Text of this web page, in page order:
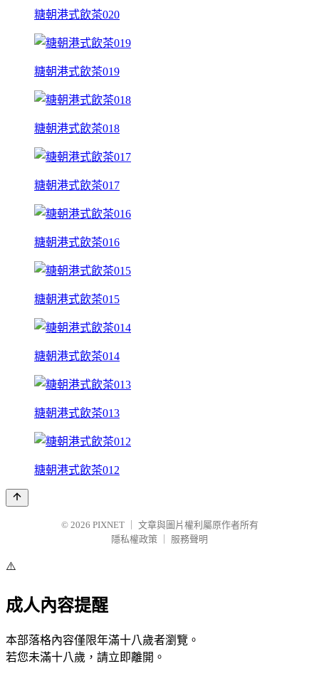
糖朝港式飲茶020
糖朝港式飲茶019
糖朝港式飲茶018
糖朝港式飲茶017
糖朝港式飲茶016
糖朝港式飲茶015
糖朝港式飲茶014
糖朝港式飲茶013
糖朝港式飲茶012
© 2026 PIXNET
文章與圖片權利屬原作者所有
隱私權政策
服務聲明
⚠️
成人內容提醒
本部落格內容僅限年滿十八歲者瀏覽。
若您未滿十八歲，請立即離開。